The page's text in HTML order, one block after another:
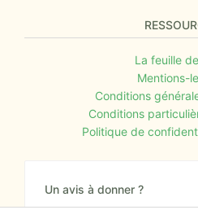
La feuille
Mentions-
Conditions
Conditions
Politique de
Un avis à donner ?